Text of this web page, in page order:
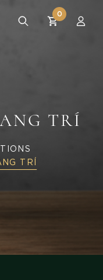
0
TRÍ
TRÍ